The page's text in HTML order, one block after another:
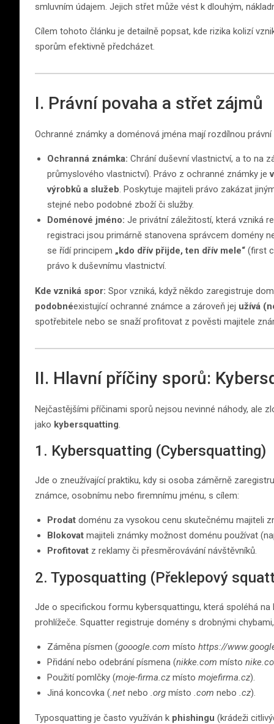
smluvním údajem. Jejich střet může vést k dlouhým,
Cílem tohoto článku je detailně popsat, kde rizika kolizí
sporům efektivně předcházet.
I. Právní povaha a střet zájmů
Ochranné známky a doménová jména mají rozdílnou právní
Ochranná známka: Chrání duševní vlastnictví, a to na
průmyslového vlastnictví). Právo z ochranné známky je
výrobků a služeb. Poskytuje majiteli právo zakázat
stejné nebo podobné zboží či služby.
Doménové jméno: Je privátní záležitostí, která vzniká
registraci jsou primárně stanovena správcem domény
se řídí principem „kdo dřív přijde, ten dřív mele“ (first
právo k duševnímu vlastnictví.
Kde vzniká spor: Spor vzniká, když někdo zaregistruje
podobnéexistující ochranné známce a zároveň jej užívá
spotřebitele nebo se snaží profitovat z pověsti majitele
II. Hlavní příčiny sporů:
Nejčastějšími příčinami sporů nejsou nevinné náhody, ale
jako kybersquatting.
1. Kybersquatting (Cybersquatting)
Jde o zneužívající praktiku, kdy si osoba záměrně
známce, osobnímu nebo firemnímu jménu, s cílem:
Prodat doménu za vysokou cenu skutečnému majiteli
Blokovat majiteli známky možnost doménu používat
Profitovat z reklamy či přesměrovávání návštěvníků.
2. Typosquatting (Překlepový
Jde o specifickou formu kybersquattingu, která spoléhá na
prohlížeče. Squatter registruje domény s drobnými
Záměna písmen (gooogle.com místo https://
Přidání nebo odebrání písmena (nikke.com místo
Použití pomlčky (moje-firma.cz místo mojefirma.cz).
Jiná koncovka (.net nebo .org místo .com nebo .cz).
Typosquatting je často využíván k phishingu (krádeži